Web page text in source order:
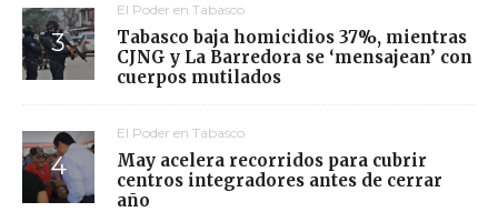
El Poder en Tabasco
Tabasco baja homicidios 37%, mientras
CJNG y La Barredora se ‘mensajean’ con
cuerpos mutilados
El Poder en Tabasco
May acelera recorridos para cubrir
centros integradores antes de cerrar
año